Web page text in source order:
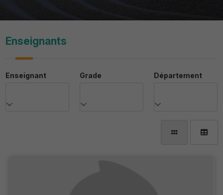
Enseignants
Enseignant Grade Département